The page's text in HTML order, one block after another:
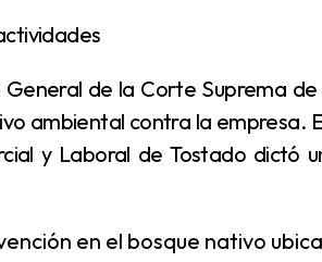
ambiental contra la empresa.
y Laboral de Tostado dictó
en el bosque nativo